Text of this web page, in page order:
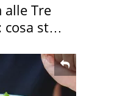
alle Tre
cosa sta